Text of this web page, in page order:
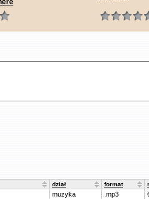
dział format
muzyka .mp3